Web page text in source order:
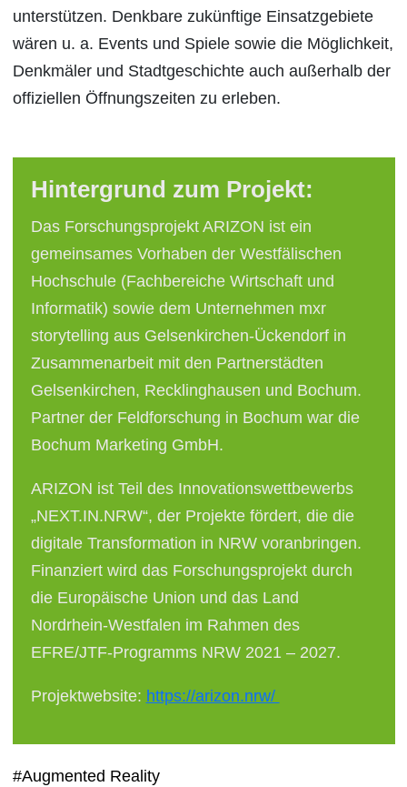
unterstützen. Denkbare zukünftige Einsatzgebiete
wären u. a. Events und Spiele sowie die Möglichkeit,
Denkmäler und Stadtgeschichte auch außerhalb der
offiziellen Öffnungszeiten zu erleben.
Hintergrund zum Projekt:
Das Forschungsprojekt ARIZON ist ein
gemeinsames Vorhaben der Westfälischen
Hochschule (Fachbereiche Wirtschaft und
Informatik) sowie dem Unternehmen mxr
storytelling aus Gelsenkirchen-Ückendorf in
Zusammenarbeit mit den Partnerstädten
Gelsenkirchen, Recklinghausen und Bochum.
Partner der Feldforschung in Bochum war die
Bochum Marketing GmbH.
ARIZON ist Teil des Innovationswettbewerbs
„NEXT.IN.NRW“, der Projekte fördert, die die
digitale Transformation in NRW voranbringen.
Finanziert wird das Forschungsprojekt durch
die Europäische Union und das Land
Nordrhein-Westfalen im Rahmen des
EFRE/JTF-Programms NRW 2021 – 2027.
Projektwebsite: https://arizon.nrw/
#Augmented Reality